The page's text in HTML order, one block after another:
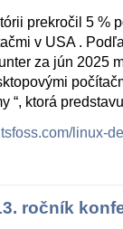
prekročil 5 %
v USA .
za jún 2025
“, ktorá
linux-
ročník